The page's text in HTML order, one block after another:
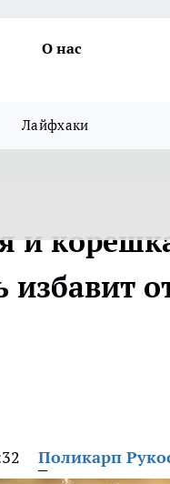
О нас
Лайфхаки
и
избавит
Поликарп